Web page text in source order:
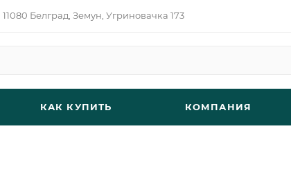
11080 Белград, Земун, Угриновачка 173
КАК КУПИТЬ КОМПАНИЯ